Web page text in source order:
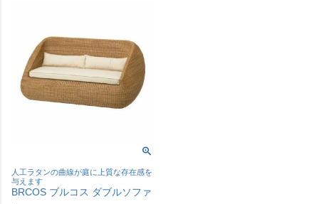
人工ラタンの曲線が庭に上質な存在感を
与えます
BRCOS ブルコス ダブルソファ